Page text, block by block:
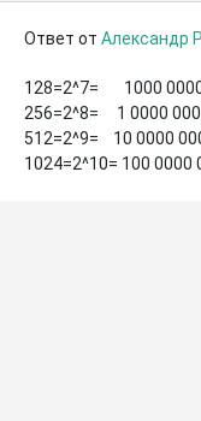
Ответ от Александр
128=2^7=       1000
256=2^8=     1 0000
512=2^9=    10 0000
1024=2^10= 100 0000